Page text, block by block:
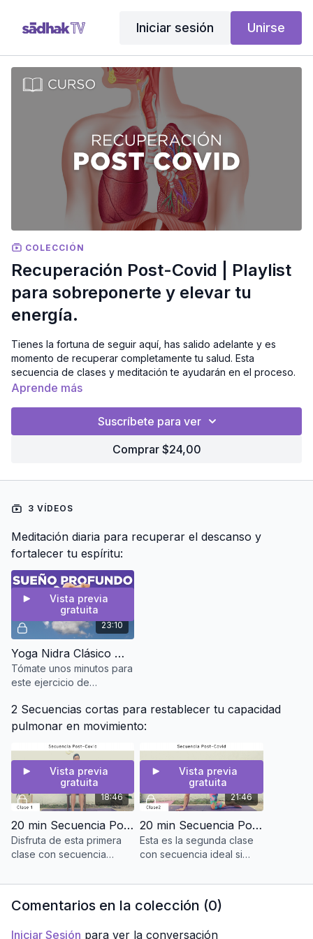
Iniciar sesión Unirse
COLECCIÓN
Recuperación Post-Covid | Playlist
para sobreponerte y elevar tu
energía.
Tienes la fortuna de seguir aquí, has salido adelante y es
momento de recuperar completamente tu salud. Esta
secuencia de clases y meditación te ayudarán en el proceso.
Aprende más
Suscríbete para ver
Comprar $24,00
3 VÍDEOS
Meditación diaria para recuperar el descanso y
fortalecer tu espíritu:
23:10
Vista previa
gratuita
Yoga Nidra Clásico 🔊 Audio | Versión corta
Tómate unos minutos para
este ejercicio de
Nidra Clásico versión
corta te ayudará a
2 Secuencias cortas para restablecer tu capacidad
pulmonar en movimiento:
18:46
Vista previa
gratuita
20 min Secuencia Post Covid Clase #1 | Yoga en silla
Disfruta de esta primera
clase con secuencia
aquellas personas que
desean poco a poco
21:46
Vista previa
gratuita
20 min Secuencia Post Covid Clase #2
Esta es la segunda clase
con secuencia ideal si
Comentarios en la colección (0)
Iniciar Sesión para ver la conversación